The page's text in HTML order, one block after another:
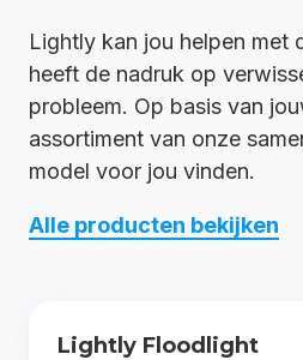
Lightly kan jou helpen met
heeft de nadruk op
probleem. Op basis van
assortiment van onze
model voor jou vinden.
Alle producten bekijken
Lightly Floodlight